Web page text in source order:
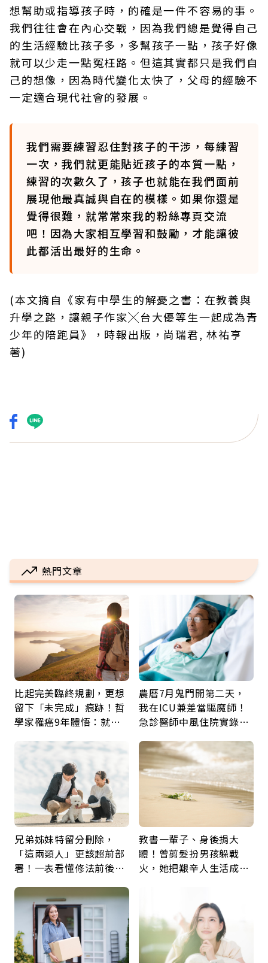
想幫助或指導孩子時，的確是一件不容易的事。
我們往往會在內心交戰，因為我們總是覺得自己
的生活經驗比孩子多，多幫孩子一點，孩子好像
就可以少走一點冤枉路。但這其實都只是我們自
己的想像，因為時代變化太快了，父母的經驗不
一定適合現代社會的發展。
我們需要練習忍住對孩子的干涉，每練習
一次，我們就更能貼近孩子的本質一點，
練習的次數久了，孩子也就能在我們面前
展現他最真誠與自在的模樣。如果你還是
覺得很難，就常常來我的粉絲專頁交流
吧！因為大家相互學習和鼓勵，才能讓彼
此都活出最好的生命。
(本文摘自《家有中學生的解憂之書：在教養與
升學之路，讓親子作家╳台大優等生一起成為青
少年的陪跑員》，時報出版，尚瑞君, 林祐亨
著)
熱門文章
比起完美臨終規劃，更想
留下「未完成」痕跡！哲
學家罹癌9年體悟：就算
天相遇
農曆7月鬼門開第二天，
我在ICU兼差當驅魔師！
急診醫師中風住院實錄：
兄弟姊妹特留分刪除，
「這兩類人」更該超前部
署！一表看懂修法前後差
更多
教書一輩子、身後捐大
體！曾剪髮扮男孩躲戰
火，她把艱辛人生活成風